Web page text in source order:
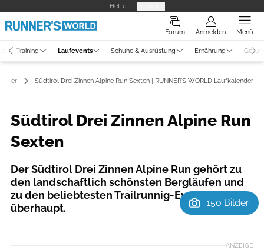
Hefte
Forum Anmelden Menü
Training Laufevents Schuhe & Ausrüstung Ernährung
Südtirol Drei Zinnen Alpine Run Sexten | RUNNER’S WORLD Laufkalender
Südtirol Drei Zinnen Alpine Run
Sexten
Der Südtirol Drei Zinnen Alpine Run gehört zu
den landschaftlich schönsten Bergläufen und
zu den beliebtesten Trailrunnig-Events
überhaupt.
150 Bilder
ANZEIGE